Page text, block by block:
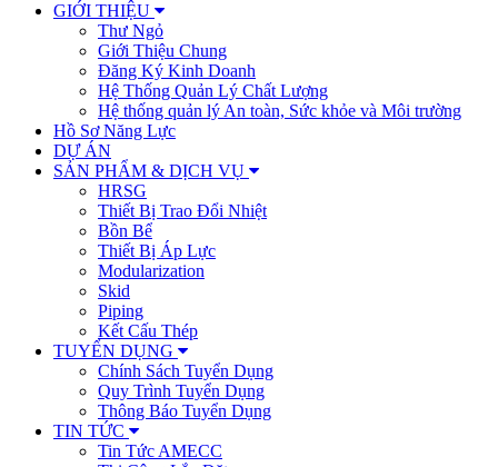
GIỚI THIỆU
Thư Ngỏ
Giới Thiệu Chung
Đăng Ký Kinh Doanh
Hệ Thống Quản Lý Chất Lượng
Hệ thống quản lý An toàn, Sức khỏe và Môi trường
Hồ Sơ Năng Lực
DỰ ÁN
SẢN PHẨM & DỊCH VỤ
HRSG
Thiết Bị Trao Đổi Nhiệt
Bồn Bể
Thiết Bị Áp Lực
Modularization
Skid
Piping
Kết Cấu Thép
TUYỂN DỤNG
Chính Sách Tuyển Dụng
Quy Trình Tuyển Dụng
Thông Báo Tuyển Dụng
TIN TỨC
Tin Tức AMECC